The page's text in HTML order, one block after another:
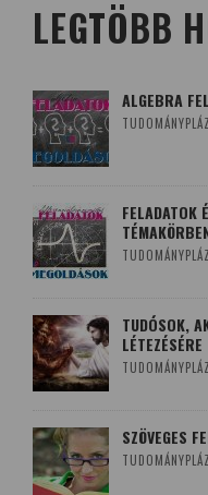
LEGTÖBB
ALGEBRA
FELADATOK
TUDÓSOK,
LÉTEZÉSÉRE
SZÖVEGES